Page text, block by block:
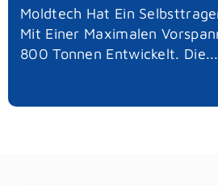
Moldtech Hat Ein
Mit Einer Maximalen
800 Tonnen Entwickelt. Die...